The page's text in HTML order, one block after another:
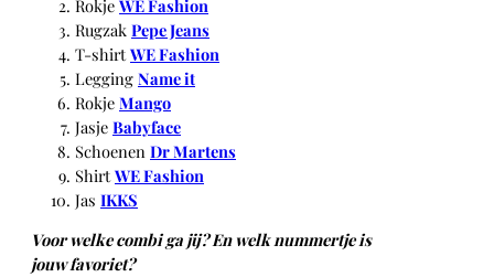
Rokje WE Fashion
Rugzak Pepe Jeans
T-shirtWE Fashion
Legging Name it
Rokje Mango
Jasje Babyface
Schoenen Dr Martens
ShirtWE Fashion
Jas IKKS
Voor welke combi ga jij? En welk nummertje is
jouw favoriet?